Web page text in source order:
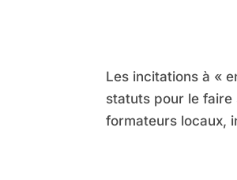
Les incitations à «
statuts pour le faire
formateurs locaux,